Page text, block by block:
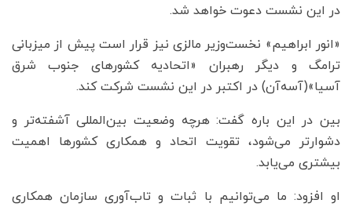
در این نشست دعوت خواهد شد.
«انور ابراهیم» نخست‌وزیر مالزی نیز قرار است پیش از میزبانی
ترامگ و دیگر رهبران «اتحادیه کشورهای جنوب شرق
آسیا»(آسه‌آن) در اکتبر در این نشست شرکت کند.
بین در این باره گفت: هرچه وضعیت بین‌المللی آشفته‌تر و
دشوارتر می‌شود، تقویت اتحاد و همکاری کشورها اهمیت
بیشتری می‌یابد.
او افزود: ما می‌توانیم با ثبات و تاب‌آوری سازمان همکاری